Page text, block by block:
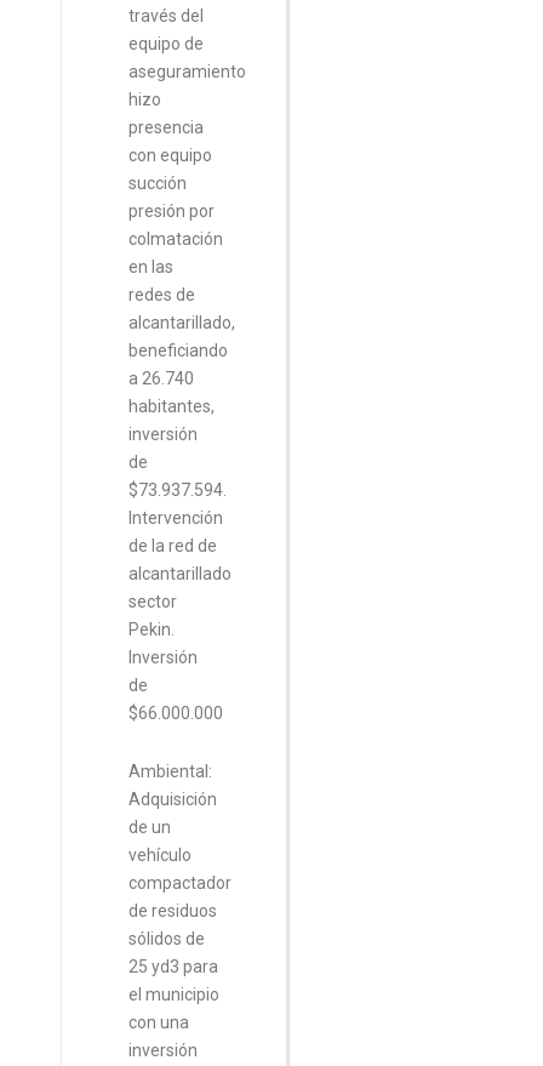
través del
equipo de
aseguramiento
hizo
presencia
con equipo
succión
presión por
colmatación
en las
redes de
alcantarillado,
beneficiando
a 26.740
habitantes,
inversión
de
$73.937.594.
Intervención
de la red de
alcantarillado
sector
Pekin.
Inversión
de
$66.000.000
Ambiental:
Adquisición
de un
vehículo
compactador
de residuos
sólidos de
25 yd3 para
el municipio
con una
inversión